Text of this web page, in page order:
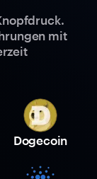
mit
Dogecoin